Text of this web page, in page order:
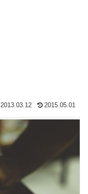
2013.03.12 2015.05.01